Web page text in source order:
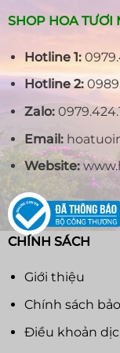
SHOP HOA TƯƠI
Hotline 1:
Hotline 2:
Zalo:
Email:
Website:
CHÍNH SÁCH
Giới thiệu
Chính sách
Điều khoản